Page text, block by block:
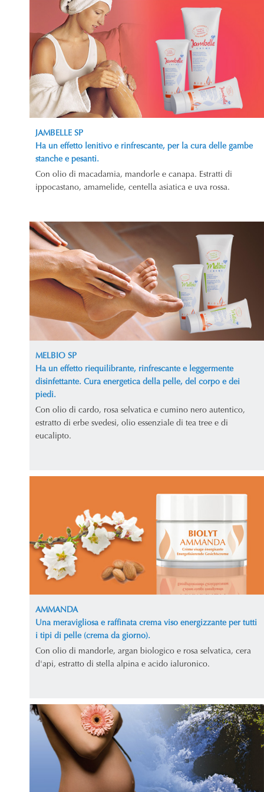
JAMBELLE SP
Ha un effetto lenitivo e rinfrescante, per la cura delle gambe
stanche e pesanti.
Con olio di macadamia, mandorle e canapa. Estratti di
ippocastano, amamelide, centella asiatica e uva rossa.
MELBIO SP
Ha un effetto riequilibrante, rinfrescante e leggermente
disinfettante. Cura energetica della pelle, del corpo e dei
piedi.
Con olio di cardo, rosa selvatica e cumino nero autentico,
estratto di erbe svedesi, olio essenziale di tea tree e di
eucalipto.
AMMANDA
Una meravigliosa e raffinata crema viso energizzante per tutti
i tipi di pelle (crema da giorno).
Con olio di mandorle, argan biologico e rosa selvatica, cera
d'api, estratto di stella alpina e acido ialuronico.